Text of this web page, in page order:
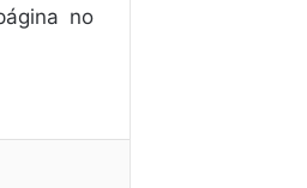
no